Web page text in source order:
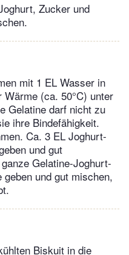
Zucker und
mit 1 EL Wasser in
(ca. 50°C) unter
Gelatine darf nicht zu
ihre Bindefähigkeit.
Ca. 3 EL Joghurt-
und gut
Gelatine-Joghurt-
und gut mischen,
Biskuit in die